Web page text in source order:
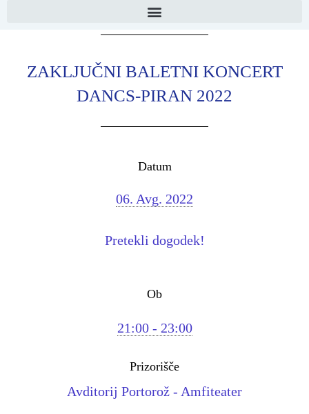
ZAKLJUČNI BALETNI KONCERT
DANCS-PIRAN 2022
Datum
06. Avg. 2022
Pretekli dogodek!
Ob
21:00 - 23:00
Prizorišče
Avditorij Portorož - Amfiteater